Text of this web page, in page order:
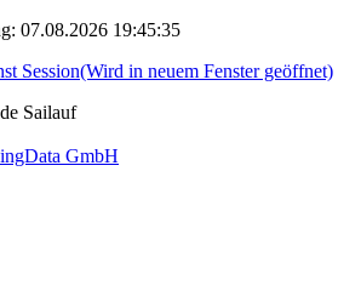
07.08.2026 19:45:35
Session(Wird in neuem Fenster geöffnet)
Sailauf
GmbH